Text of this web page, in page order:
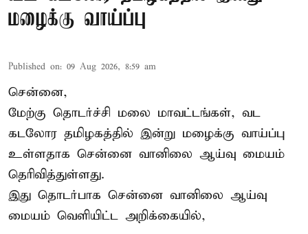
மழைக்கு வாய்ப்பு
Published on: 09 Aug 2026, 8:59 am
சென்னை,
மேற்கு தொடர்ச்சி மலை மாவட்டங்கள், வட
கடலோர தமிழகத்தில் இன்று மழைக்கு வாய்ப்பு
உள்ளதாக சென்னை வானிலை ஆய்வு மையம்
தெரிவித்துள்ளது.
இது தொடர்பாக சென்னை வானிலை ஆய்வு
மையம் வெளியிட்ட அறிக்கையில்,